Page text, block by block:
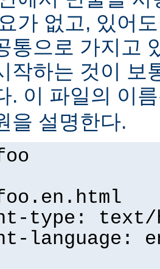
가 없고, 있어
통으로 가지고
작하는 것이 보
. 이 파일의 이
을 설명한다.
type: text/
language: